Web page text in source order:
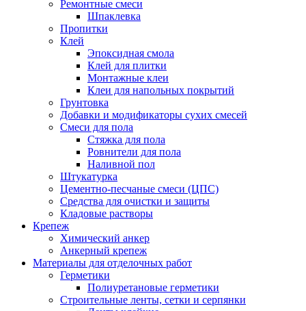
Ремонтные смеси
Шпаклевка
Пропитки
Клей
Эпоксидная смола
Клей для плитки
Монтажные клеи
Клеи для напольных покрытий
Грунтовка
Добавки и модификаторы сухих смесей
Смеси для пола
Стяжка для пола
Ровнители для пола
Наливной пол
Штукатурка
Цементно-песчаные смеси (ЦПС)
Средства для очистки и защиты
Кладовые растворы
Крепеж
Химический анкер
Анкерный крепеж
Материалы для отделочных работ
Герметики
Полиуретановые герметики
Строительные ленты, сетки и серпянки